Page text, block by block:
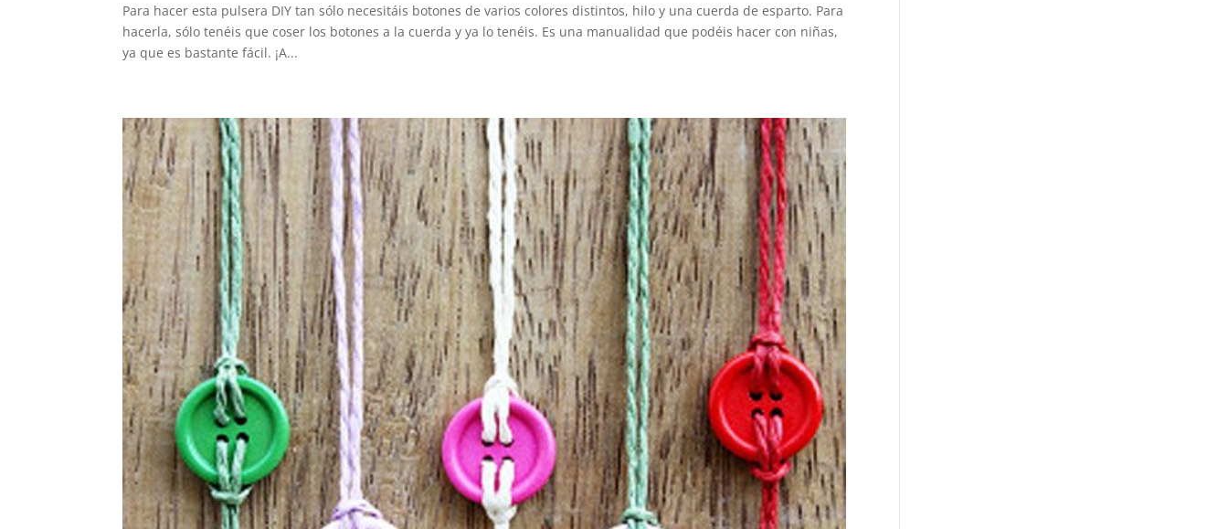
Para hacer esta pulsera DIY tan sólo necesitáis botones de varios colores distintos, hilo y una cuerda de esparto. Para
hacerla, sólo tenéis que coser los botones a la cuerda y ya lo tenéis. Es una manualidad que podéis hacer con niñas,
ya que es bastante fácil. ¡A...